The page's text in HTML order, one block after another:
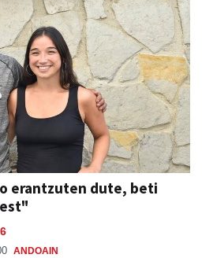
erantzuten dute, beti
ANDOAIN